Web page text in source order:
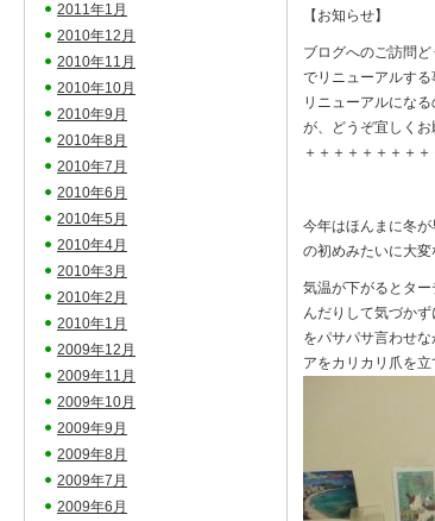
【お知らせ】
ブログへのご訪問
でリニューアルす
リニューアルにな
が、どうぞ宜しく
＋＋＋＋＋＋＋＋
今年はほんまに冬
の初めみたいに大
気温が下がるとタ
んだりして気づか
をパサパサ言わせ
アをカリカリ爪を立
2011年1月
2010年12月
2010年11月
2010年10月
2010年9月
2010年8月
2010年7月
2010年6月
2010年5月
2010年4月
2010年3月
2010年2月
2010年1月
2009年12月
2009年11月
2009年10月
2009年9月
2009年8月
2009年7月
2009年6月